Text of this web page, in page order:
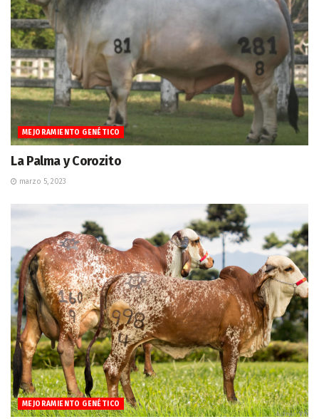
MEJORAMIENTO GENÉTICO
La Palma y Corozito
marzo 5, 2023
MEJORAMIENTO GENÉTICO